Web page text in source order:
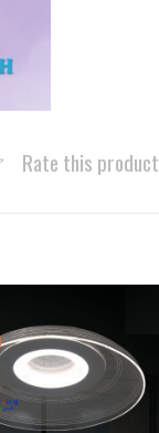
Rate this product